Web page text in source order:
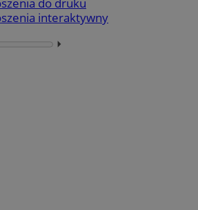
interaktywny
⏵︎